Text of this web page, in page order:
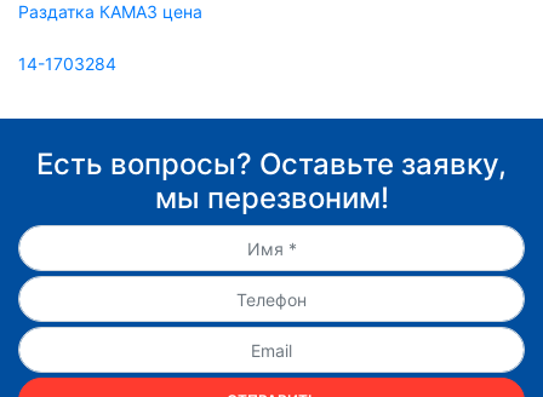
Раздатка КАМАЗ цена
14-1703284
Есть вопросы? Оставьте заявку,
мы перезвоним!